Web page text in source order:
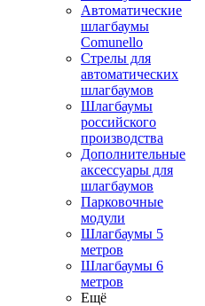
Автоматические
шлагбаумы
Comunello
Стрелы для
автоматических
шлагбаумов
Шлагбаумы
российского
производства
Дополнительные
аксессуары для
шлагбаумов
Парковочные
модули
Шлагбаумы 5
метров
Шлагбаумы 6
метров
Ещё